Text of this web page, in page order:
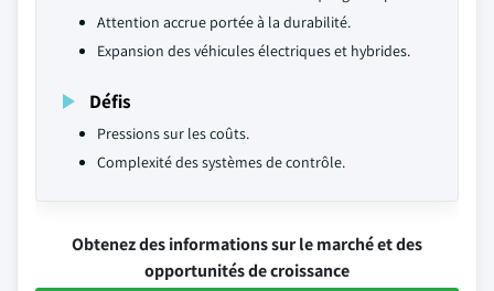
Attention accrue portée à la durabilité.
Expansion des véhicules électriques et hybrides.
Défis
Pressions sur les coûts.
Complexité des systèmes de contrôle.
Obtenez des informations sur le marché et des
opportunités de croissance